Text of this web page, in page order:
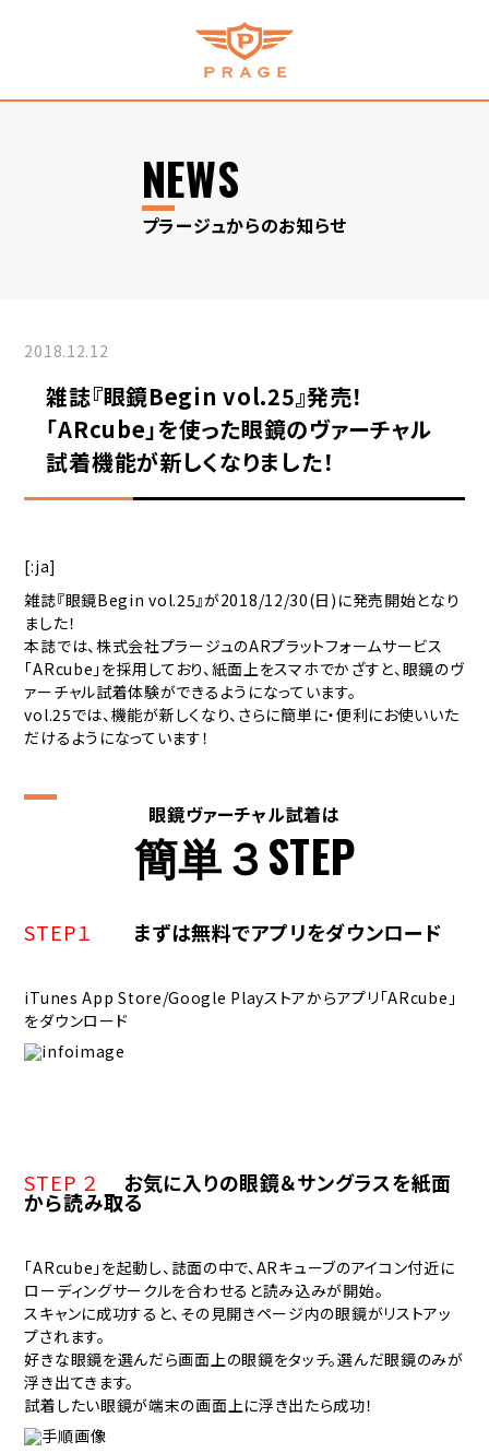
NEWS
プラージュからのお知らせ
2018.12.12
雑誌『眼鏡Begin vol.25』発売！
「ARcube」を使った眼鏡のヴァーチャル
試着機能が新しくなりました！
[:ja]
雑誌『眼鏡Begin vol.25』が2018/12/30(日)に発売開始となり
ました！
本誌では、株式会社プラージュのARプラットフォームサービス
「ARcube」を採用しており、紙面上をスマホでかざすと、眼鏡のヴ
ァーチャル試着体験ができるようになっています。
vol.25では、機能が新しくなり、さらに簡単に・便利にお使いいた
だけるようになっています！
眼鏡ヴァーチャル試着は
簡単３STEP
STEP１ まずは無料でアプリをダウンロード
iTunes App Store/Google Playストアからアプリ「ARcube」
をダウンロード
STEP ２ お気に入りの眼鏡＆サングラスを紙面
から読み取る
「ARcube」を起動し、誌面の中で、ARキューブのアイコン付近に
ローディングサークルを合わせると読み込みが開始。
スキャンに成功すると、その見開きページ内の眼鏡がリストアッ
プされます。
好きな眼鏡を選んだら画面上の眼鏡をタッチ。選んだ眼鏡のみが
浮き出てきます。
試着したい眼鏡が端末の画面上に浮き出たら成功！